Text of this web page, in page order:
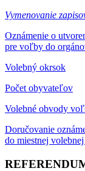
Vymenovanie
Oznámenie o
pre voľby do
Volebný okrsok
Počet obyvateľov
Volebné obvody
Doručovanie
do miestnej